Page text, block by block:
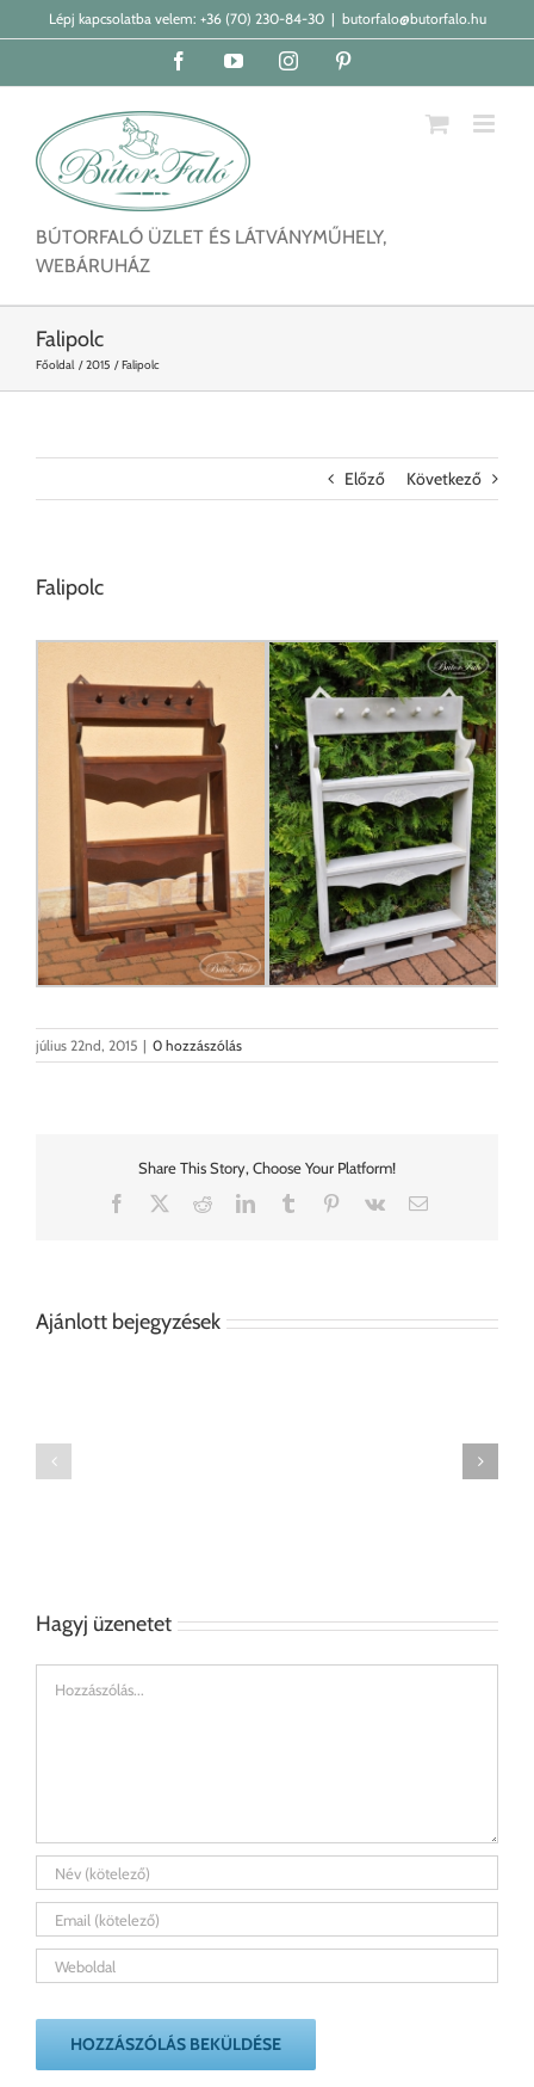
KihagyásLépj kapcsolatba velem: +36 (70) 230-84-30 | butorfalo@butorfalo.hu
FacebookYouTubeInstagram
BÚTORFALÓ ÜZLET ÉS LÁTVÁNYMŰHELY,
WEBÁRUHÁZ
Falipolc
Főoldal 2015 Falipolc
Előző Következő
Falipolc
július 22nd, 2015 | 0 hozzászólás
Share This Story, Choose Your Platform!
Facebook
RedditLinkedInTumblr Pinterest
Vk Email:
Ajánlott bejegyzések
Hagyj üzenetet